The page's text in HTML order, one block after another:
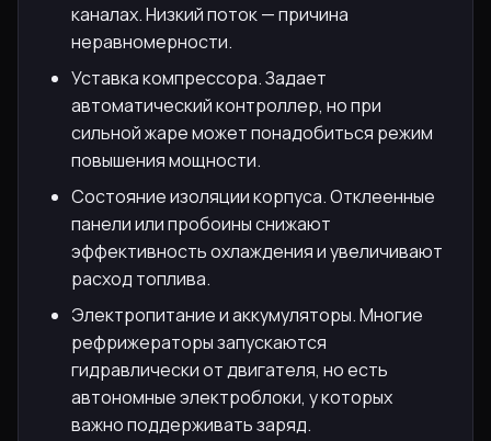
каналах. Низкий поток — причина
неравномерности.
Уставка компрессора. Задает
автоматический контроллер, но при
сильной жаре может понадобиться режим
повышения мощности.
Состояние изоляции корпуса. Отклеенные
панели или пробоины снижают
эффективность охлаждения и увеличивают
расход топлива.
Электропитание и аккумуляторы. Многие
рефрижераторы запускаются
гидравлически от двигателя, но есть
автономные электроблоки, у которых
важно поддерживать заряд.